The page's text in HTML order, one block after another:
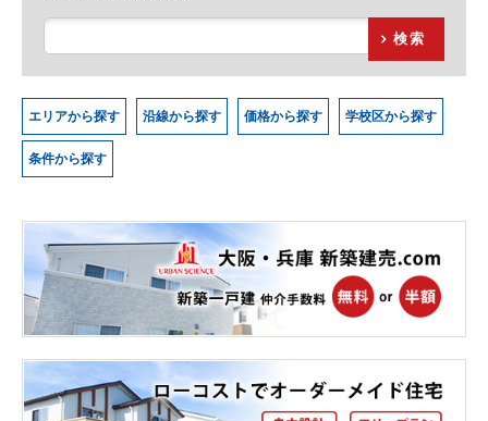
検索
エリアから探す 沿線から探す 価格から探す 学校区から探す
条件から探す